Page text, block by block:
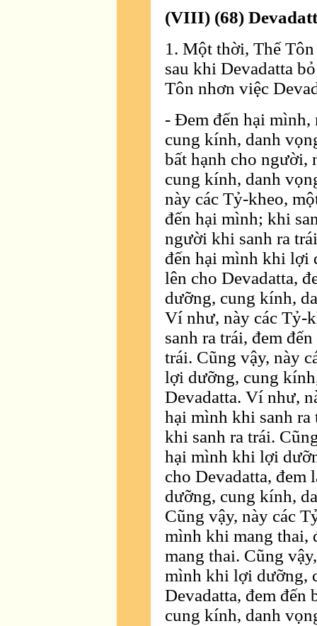
(VIII) (68)
1. Một thời, Thế
sau khi Devadatta
Tôn nhơn việc
- Ðem đến hại
cung kính, danh
bất hạnh cho người,
cung kính, danh
này các Tỷ-kheo,
đến hại mình; khi
người khi sanh ra
đến hại mình khi lợi
lên cho Devadatta,
dưỡng, cung kính,
Ví như, này các Tỷ-
sanh ra trái, đem
trái. Cũng vậy, này
lợi dưỡng, cung
Devadatta. Ví như,
hại mình khi sanh ra
khi sanh ra trái.
hại mình khi lợi
cho Devadatta,
dưỡng, cung kính,
Cũng vậy, này các
mình khi mang thai,
mang thai. Cũng
mình khi lợi dưỡng,
Devadatta, đem
cung kính, danh